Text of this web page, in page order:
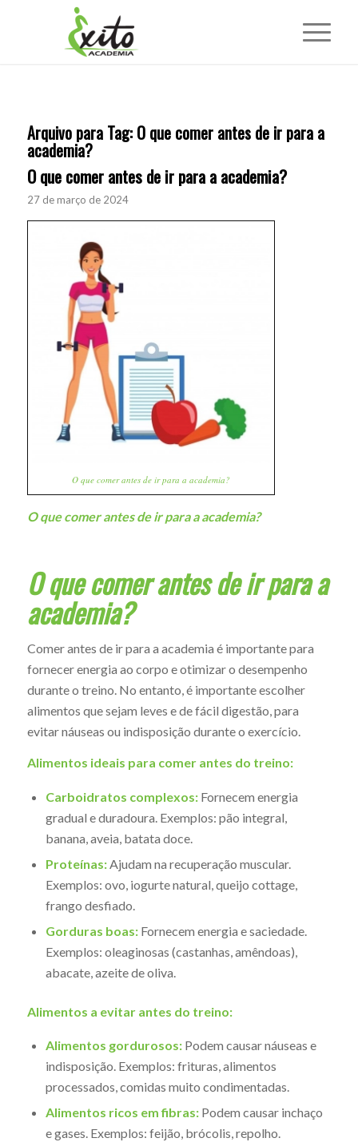
Arquivo para Tag: O que comer antes de ir para a
academia?
O que comer antes de ir para a academia?
27 de março de 2024
O que comer antes de ir para a academia?
O que comer antes de ir para a academia?
O que comer antes de ir para a
academia?
Comer antes de ir para a academia é importante para
fornecer energia ao corpo e otimizar o desempenho
durante o treino. No entanto, é importante escolher
alimentos que sejam leves e de fácil digestão, para
evitar náuseas ou indisposição durante o exercício.
Alimentos ideais para comer antes do treino:
Carboidratos complexos:Fornecem energia
gradual e duradoura. Exemplos: pão integral,
banana, aveia, batata doce.
Proteínas:Ajudam na recuperação muscular.
Exemplos: ovo, iogurte natural, queijo cottage,
frango desfiado.
Gorduras boas:Fornecem energia e saciedade.
Exemplos: oleaginosas (castanhas, amêndoas),
abacate, azeite de oliva.
Alimentos a evitar antes do treino:
Alimentos gordurosos:Podem causar náuseas e
indisposição. Exemplos: frituras, alimentos
processados, comidas muito condimentadas.
Alimentos ricos em fibras:Podem causar inchaço
e gases. Exemplos: feijão, brócolis, repolho.